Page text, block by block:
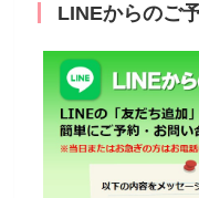
LINEからのご